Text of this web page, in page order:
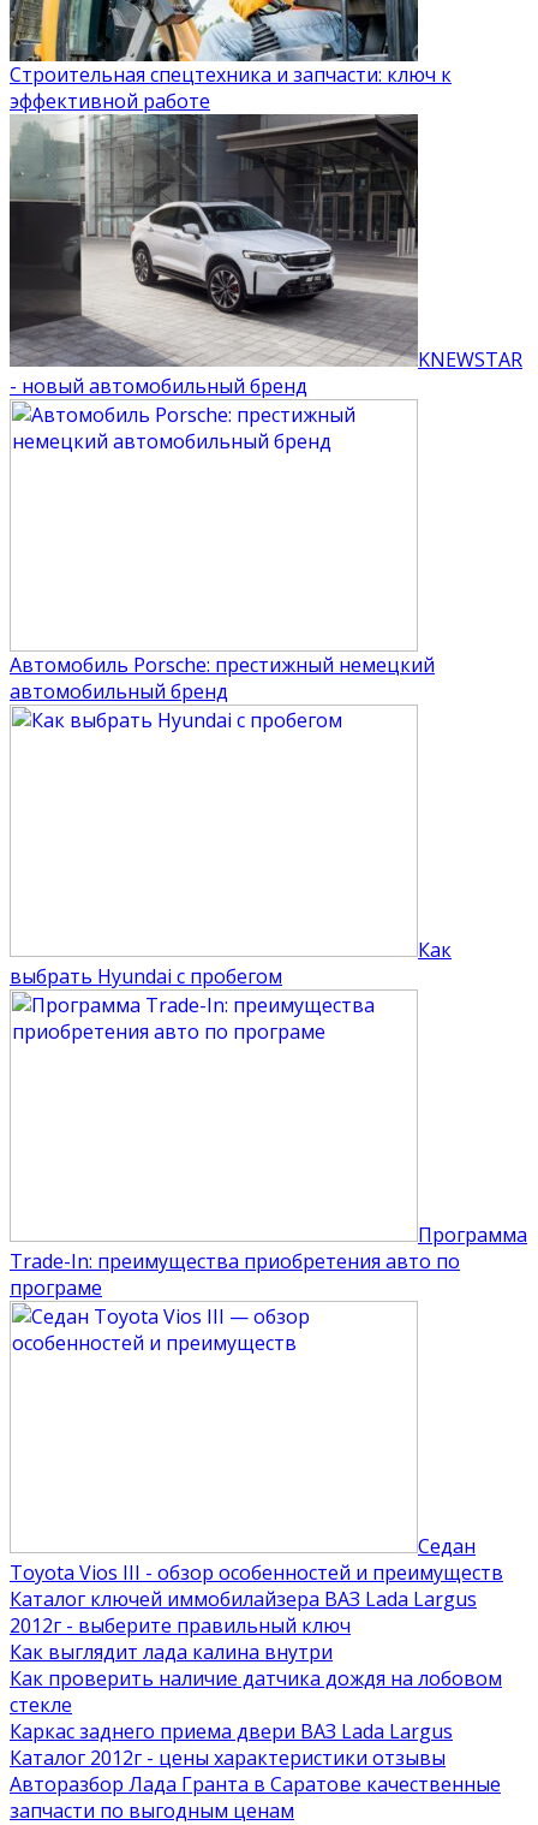
Строительная спецтехника и запчасти: ключ к
эффективной работе
KNEWSTAR
- новый автомобильный бренд
Автомобиль Porsche: престижный немецкий
автомобильный бренд
Как
выбрать Hyundai с пробегом
Программа
Trade-In: преимущества приобретения авто по
програме
Седан
Toyota Vios III - обзор особенностей и преимуществ
Каталог ключей иммобилайзера ВАЗ Lada Largus
2012г - выберите правильный ключ
Как выглядит лада калина внутри
Как проверить наличие датчика дождя на лобовом
стекле
Каркас заднего приема двери ВАЗ Lada Largus
Каталог 2012г - цены характеристики отзывы
Авторазбор Лада Гранта в Саратове качественные
запчасти по выгодным ценам